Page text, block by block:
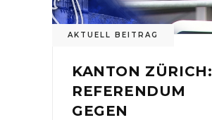
AKTUELL BEITRAG
KANTON ZÜRICH:
REFERENDUM
GEGEN